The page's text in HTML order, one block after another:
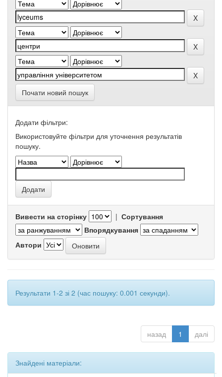
Почати новий пошук
Додати фільтри:
Використовуйте фільтри для уточнення результатів
пошуку.
Вивести на сторінку | Сортування
Впорядкування
Автори
Результати 1-2 зі 2 (час пошуку: 0.001 секунди).
назад 1 далі
Знайдені матеріали: